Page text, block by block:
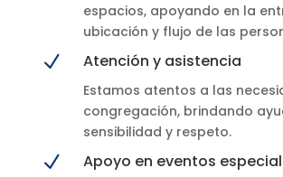
espacios, apoyando en la
ubicación y flujo de las
N Atención y asistencia
Estamos atentos a las
congregación, brindando
sensibilidad y respeto.
N Apoyo en eventos